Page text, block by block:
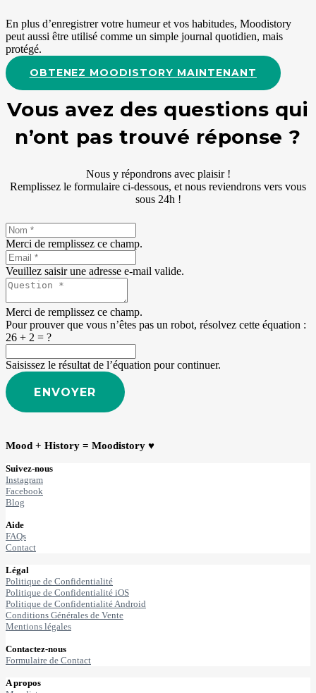
En plus d’enregistrer votre humeur et vos habitudes, Moodistory
peut aussi être utilisé comme un simple journal quotidien, mais
protégé.
OBTENEZ MOODISTORY MAINTENANT
Vous avez des questions qui
n’ont pas trouvé réponse ?
Nous y répondrons avec plaisir !
Remplissez le formulaire ci-dessous, et nous reviendrons vers vous
sous 24h !
Merci de remplissez ce champ.
Veuillez saisir une adresse e-mail valide.
Merci de remplissez ce champ.
Pour prouver que vous n’êtes pas un robot, résolvez cette équation :
26 + 2 = ?
Saisissez le résultat de l’équation pour continuer.
ENVOYER
Mood + History = Moodistory ♥
Suivez-nous
Instagram
Facebook
Blog
Aide
FAQs
Contact
Légal
Politique de Confidentialité
Politique de Confidentialité iOS
Politique de Confidentialité Android
Conditions Générales de Vente
Mentions légales
Contactez-nous
Formulaire de Contact
A propos